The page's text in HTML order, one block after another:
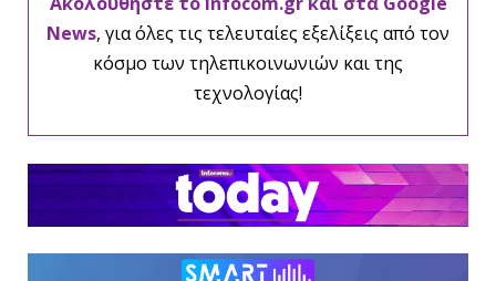
News, για όλες τις τελευταίες εξελίξεις από τον
κόσμο των τηλεπικοινωνιών και της
τεχνολογίας!